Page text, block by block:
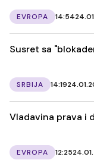
EVROPA 14:54
Susret sa
SRBIJA 14:19
Vladavina prava i
EVROPA 12:25